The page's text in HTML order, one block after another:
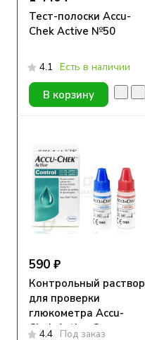
Тест-полоски Accu-
Chek Active №50
4.1 Есть в наличии
В корзину
590 ₽
Контрольный раствор
для проверки
глюкометра Accu-
Chek Active, 2
4.4 Под заказ